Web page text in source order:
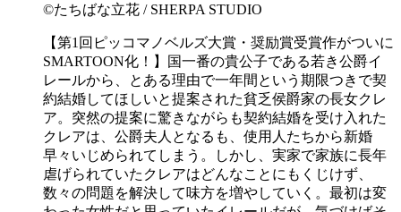
©たちばな立花 / SHERPA STUDIO
【第1回ピッコマノベルズ大賞・奨励賞受賞作がついに
SMARTOON化！】国一番の貴公子である若き公爵イ
レールから、とある理由で一年間という期限つきで契
約結婚してほしいと提案された貧乏侯爵家の長女クレ
ア。突然の提案に驚きながらも契約結婚を受け入れた
クレアは、公爵夫人となるも、使用人たちから新婚
早々いじめられてしまう。しかし、実家で家族に長年
虐げられていたクレアはどんなことにもくじけず、
数々の問題を解決して味方を増やしていく。最初は変